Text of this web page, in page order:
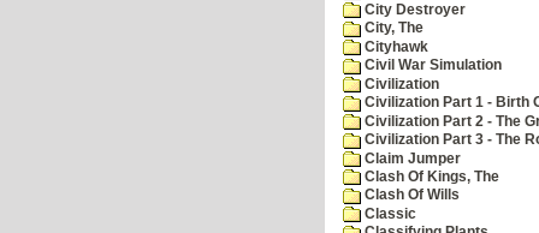
City Destroyer
City, The
Cityhawk
Civil War Simulation
Civilization
Civilization Part 1 - Birth
Civilization Part 2 - The
Civilization Part 3 - The
Claim Jumper
Clash Of Kings, The
Clash Of Wills
Classic